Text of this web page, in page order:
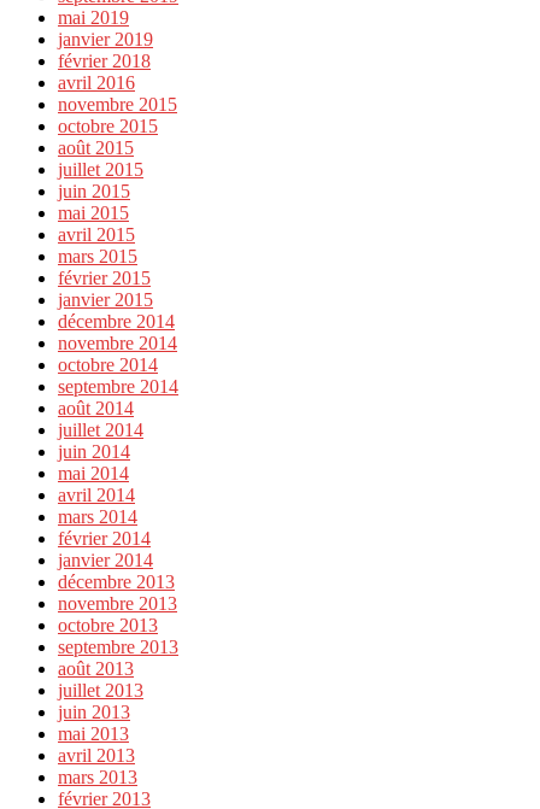
mai 2019
janvier 2019
février 2018
avril 2016
novembre 2015
octobre 2015
août 2015
juillet 2015
juin 2015
mai 2015
avril 2015
mars 2015
février 2015
janvier 2015
décembre 2014
novembre 2014
octobre 2014
septembre 2014
août 2014
juillet 2014
juin 2014
mai 2014
avril 2014
mars 2014
février 2014
janvier 2014
décembre 2013
novembre 2013
octobre 2013
septembre 2013
août 2013
juillet 2013
juin 2013
mai 2013
avril 2013
mars 2013
février 2013